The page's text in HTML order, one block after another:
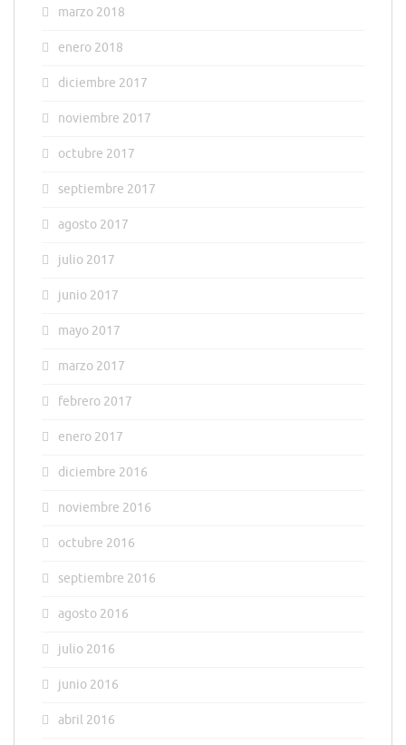
marzo 2018
enero 2018
diciembre 2017
noviembre 2017
octubre 2017
septiembre 2017
agosto 2017
julio 2017
junio 2017
mayo 2017
marzo 2017
febrero 2017
enero 2017
diciembre 2016
noviembre 2016
octubre 2016
septiembre 2016
agosto 2016
julio 2016
junio 2016
abril 2016